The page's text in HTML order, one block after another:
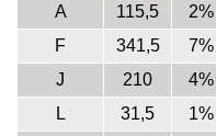
A
115,5 2%
F
341,5 7%
J
210 4%
L
31,5 1%